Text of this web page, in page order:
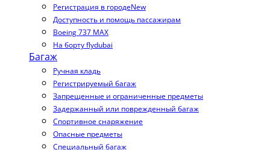
Регистрация в городеNew
Доступность и помощь пассажирам
Boeing 737 MAX
На борту flydubai
Багаж
Ручная кладь
Регистрируемый багаж
Запрещенные и ограниченные предметы
Задержанный или поврежденный багаж
Спортивное снаряжение
Опасные предметы
Специальный багаж